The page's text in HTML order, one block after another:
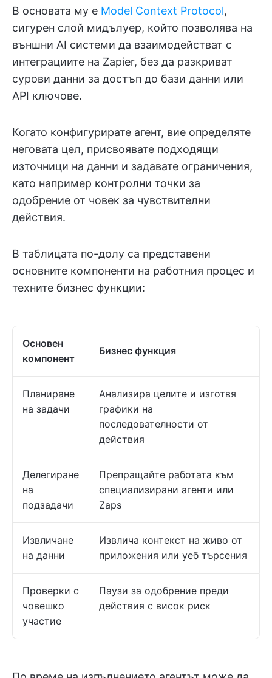
В основата му е Model Context Protocol,
сигурен слой мидълуер, който позволява на
външни AI системи да взаимодействат с
интеграциите на Zapier, без да разкриват
сурови данни за достъп до бази данни или
API ключове.
Когато конфигурирате агент, вие определяте
неговата цел, присвоявате подходящи
източници на данни и задавате ограничения,
като например контролни точки за
одобрение от човек за чувствителни
действия.
В таблицата по-долу са представени
основните компоненти на работния процес и
техните бизнес функции:
Основен
компонент
Бизнес функция
Планиране
на задачи
Анализира целите и изготвя
графики на
последователности от
действия
Делегиране
на
подзадачи
Препращайте работата към
специализирани агенти или
Zaps
Извличане
на данни
Извлича контекст на живо от
приложения или уеб търсения
Проверки с
човешко
участие
Паузи за одобрение преди
действия с висок риск